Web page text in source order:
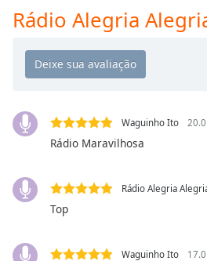
window.
Color
Opacity
Background
Color
Opacity
Rádio Alegria
Waguinho Ito
Rádio Maravilhosa
Rádio Alegria
Top
Waguinho Ito